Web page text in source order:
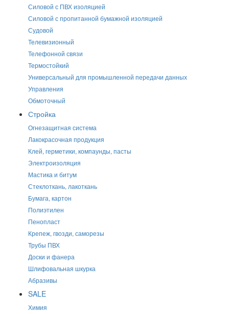
Силовой с ПВХ изоляцией
Силовой с пропитанной бумажной изоляцией
Судовой
Телевизионный
Телефонной связи
Термостойкий
Универсальный для промышленной передачи данных
Управления
Обмоточный
Стройка
Огнезащитная система
Лакокрасочная продукция
Клей, герметики, компаунды, пасты
Электроизоляция
Мастика и битум
Стеклоткань, лакоткань
Бумага, картон
Полиэтилен
Пенопласт
Крепеж, гвозди, саморезы
Трубы ПВХ
Доски и фанера
Шлифовальная шкурка
Абразивы
SALE
Химия